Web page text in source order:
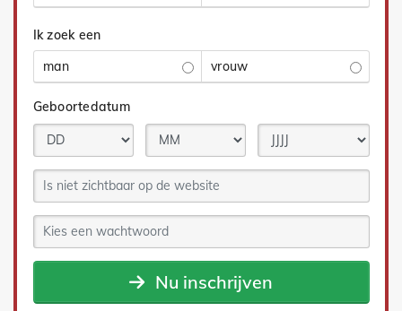
Ik zoek een
man
vrouw
Geboortedatum
Nu inschrijven